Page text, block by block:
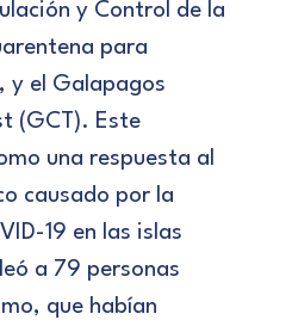
y Control de la
para
y el Galapagos
(GCT). Este
una respuesta al
causado por la
19 en las islas
a 79 personas
que habían